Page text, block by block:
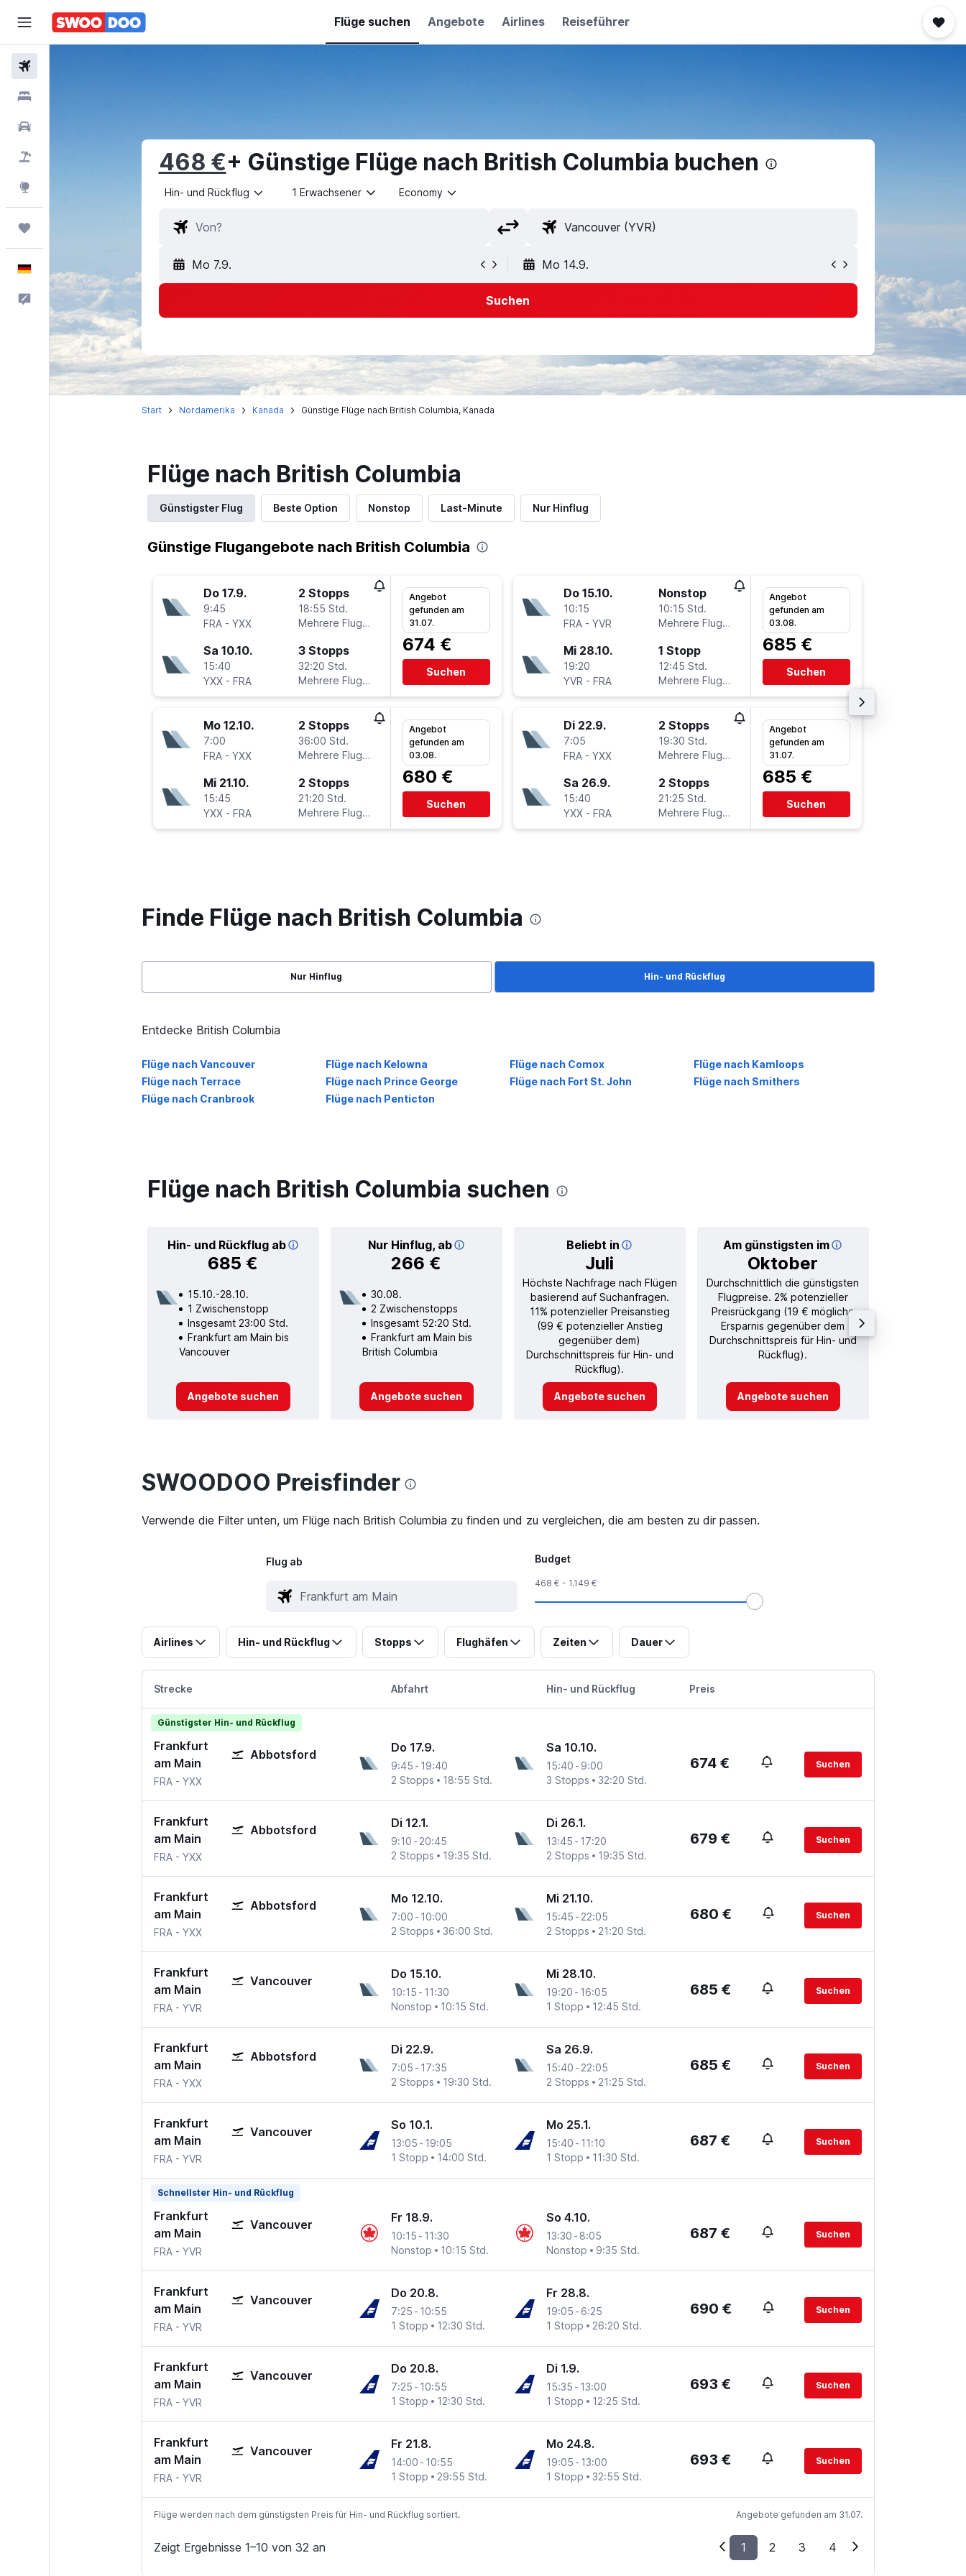
Flüge suchen Angebote Airlines Reiseführer
Feedback
468 €+ Günstige Flüge nach British Columbia buchen
Hin- und Rückflug 1 Erwachsener Economy
Mo 7.9. Mo 14.9.
Suchen
Start Nordamerika Kanada Günstige Flüge nach British Columbia, Kanada
Flüge nach British Columbia
Günstigster Flug Beste Option Nonstop Last-Minute Nur Hinflug
Günstige Flugangebote nach British Columbia
Do 17.9.
9:45
FRA - YXX
2 Stopps
18:55 Std.
Mehrere Fluglinien
Sa 10.10.
15:40
YXX- FRA
3 Stopps
32:20 Std.
Mehrere Fluglinien
Angebot
gefunden am
31.07.
674 €
Suchen
Mo 12.10.
7:00
FRA - YXX
2 Stopps
36:00 Std.
Mehrere Fluglinien
Mi 21.10.
15:45
YXX- FRA
2 Stopps
21:20 Std.
Mehrere Fluglinien
Angebot
gefunden am
03.08.
680 €
Suchen
Do 15.10.
10:15
FRA - YVR
Nonstop
10:15 Std.
Mehrere Fluglinien
Mi 28.10.
19:20
YVR - FRA
1 Stopp
12:45 Std.
Mehrere Fluglinien
Angebot
gefunden am
03.08.
685 €
Suchen
Di 22.9.
7:05
FRA - YXX
2 Stopps
19:30 Std.
Mehrere Fluglinien
Sa 26.9.
15:40
YXX- FRA
2 Stopps
21:25 Std.
Mehrere Fluglinien
Angebot
gefunden am
31.07.
685 €
Suchen
Finde Flüge nach British Columbia
Nur Hinflug Hin- und Rückflug
Entdecke British Columbia
Flüge nach Vancouver Flüge nach Kelowna Flüge nach Comox
Flüge nach Kamloops
Flüge nach Terrace
Flüge nach Prince George Flüge nach Fort St. John
Flüge nach Smithers
Flüge nach Cranbrook
Flüge nach Penticton
Flüge nach British Columbia suchen
Hin- und Rückflug ab
685 €
Nur Hinflug, ab
266 €
Beliebt in
Juli
Am günstigsten im
Oktober
15.10.-28.10.
1 Zwischenstopp
Insgesamt 23:00 Std.
Frankfurt am Main bis
Vancouver
Angebote suchen
30.08.
2 Zwischenstopps
Insgesamt 52:20 Std.
Frankfurt am Main bis
British Columbia
Angebote suchen
Höchste Nachfrage nach Flügen
basierend auf Suchanfragen.
11% potenzieller Preisanstieg
(99 € potenzieller Anstieg
gegenüber dem)
Durchschnittspreis für Hin- und
Rückflug).
Angebote suchen
Durchschnittlich die günstigsten
Flugpreise. 2% potenzieller
Preisrückgang (19 € mögliche
Ersparnis gegenüber dem
Durchschnittspreis für Hin- und
Rückflug).
Angebote suchen
SWOODOO Preisfinder
Verwende die Filter unten, um Flüge nach British Columbia zu finden und zu vergleichen, die am besten zu dir passen.
Flug ab Budget
468 € - 1.149 €
Airlines Hin- und Rückflug Stopps Flughäfen Zeiten Dauer
Strecke Abfahrt Hin- und Rückflug Preis
Günstigster Hin- und Rückflug
Frankfurt
am Main
Abbotsford
FRA- YXX
Do 17.9.
9:45 - 19:40
2 Stopps
18:55 Std.
Sa 10.10.
15:40 - 9:00
3 Stopps
32:20 Std.
674 € Suchen
Frankfurt
am Main
Abbotsford
FRA- YXX
Di 12.1.
9:10 - 20:45
2 Stopps
19:35 Std.
Di 26.1.
13:45 - 17:20
2 Stopps
19:35 Std.
679 € Suchen
Frankfurt
am Main
Abbotsford
FRA- YXX
Mo 12.10.
7:00 - 10:00
2 Stopps
36:00 Std.
Mi 21.10.
15:45 - 22:05
2 Stopps
21:20 Std.
680 € Suchen
Frankfurt
am Main
Vancouver
FRA- YVR
Do 15.10.
10:15 - 11:30
Nonstop
10:15 Std.
Mi 28.10.
19:20 - 16:05
1 Stopp
12:45 Std.
685 € Suchen
Frankfurt
am Main
Abbotsford
FRA- YXX
Di 22.9.
7:05 - 17:35
2 Stopps
19:30 Std.
Sa 26.9.
15:40 - 22:05
2 Stopps
21:25 Std.
685 € Suchen
Frankfurt
am Main
Vancouver
FRA- YVR
So 10.1.
13:05 - 19:05
1 Stopp
14:00 Std.
Mo 25.1.
15:40 - 11:10
1 Stopp
11:30 Std.
687 € Suchen
Schnellster Hin- und Rückflug
Frankfurt
am Main
Vancouver
FRA- YVR
Fr 18.9.
10:15 - 11:30
Nonstop
10:15 Std.
So 4.10.
13:30 - 8:05
Nonstop
9:35 Std.
687 € Suchen
Frankfurt
am Main
Vancouver
FRA- YVR
Do 20.8.
7:25 - 10:55
1 Stopp
12:30 Std.
Fr 28.8.
19:05 - 6:25
1 Stopp
26:20 Std.
690 € Suchen
Frankfurt
am Main
Vancouver
FRA- YVR
Do 20.8.
7:25 - 10:55
1 Stopp
12:30 Std.
Di 1.9.
15:35 - 13:00
1 Stopp
12:25 Std.
693 € Suchen
Frankfurt
am Main
Vancouver
FRA- YVR
Fr 21.8.
14:00 - 10:55
1 Stopp
29:55 Std.
Mo 24.8.
19:05 - 13:00
1 Stopp
32:55 Std.
693 € Suchen
Flüge werden nach dem günstigsten Preis für Hin- und Rückflug sortiert. Angebote gefunden am 31.07.
Zeigt Ergebnisse 1–10 von 32 an 1 2 3 4